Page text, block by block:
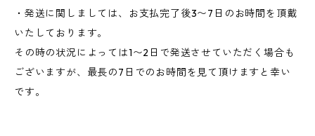
・発送に関しましては、お支払完了後3〜7日のお時間を頂戴
いたしております。
その時の状況によっては1〜2日で発送させていただく場合も
ございますが、最長の7日でのお時間を見て頂けますと幸い
です。